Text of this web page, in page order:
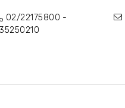
02/22175800 -